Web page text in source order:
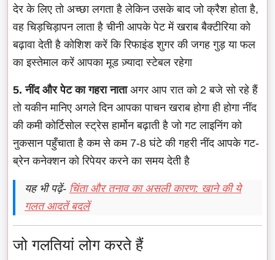
देर के लिए तो अच्छा लगता है लेकिन उसके बाद जो क्रैश होता है,
वह चिड़चिड़ापन लाता है चीनी आपके पेट में खराब बैक्टीरिया को
बढ़ावा देती है कोशिश करें कि रिफाइंड शुगर की जगह गुड़ या फल
का इस्तेमाल करें आपका मूड ज़्यादा स्टेबल रहेगा
5. नींद और पेट का गहरा नाताअगर आप रात को 2 बजे सो रहे हैं
तो यकीन मानिए अगले दिन आपका पाचन खराब होगा ही होगा नींद
की कमी कोर्टिसोल स्ट्रेस हार्मोन बढ़ाती है जो गट लाइनिंग को
नुकसान पहुँचाता है कम से कम 7-8 घंटे की गहरी नींद आपके गट-
ब्रेन कनेक्शन को रिपेयर करने का समय देती है
यह भी पढ़ें- चिंता और तनाव का असली कारण: खाने की ये
गलत आदतें बदलें
जो गलतियां लोग करते हैं